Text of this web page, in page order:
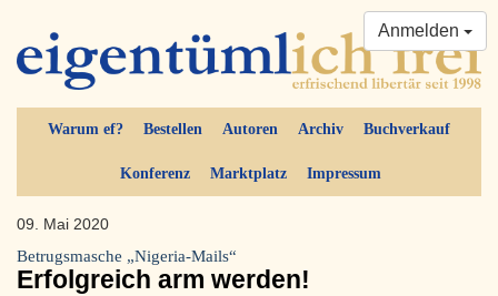
Warum ef? Bestellen Autoren Archiv Buchverkauf
Konferenz Marktplatz Impressum
Anmelden
09. Mai 2020
Betrugsmasche „Nigeria-Mails“
Erfolgreich arm werden!